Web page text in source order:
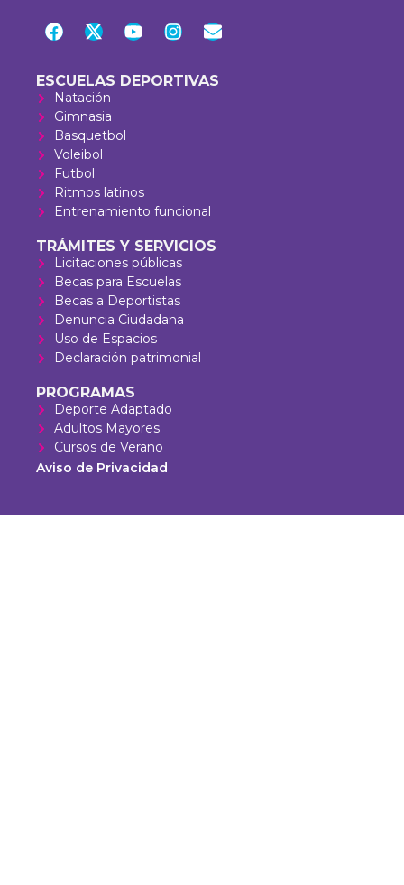
ESCUELAS DEPORTIVAS
Natación
Gimnasia
Basquetbol
Voleibol
Futbol
Ritmos latinos
Entrenamiento funcional
TRÁMITES Y SERVICIOS
Licitaciones públicas
Becas para Escuelas
Becas a Deportistas
Denuncia Ciudadana
Uso de Espacios
Declaración patrimonial
PROGRAMAS
Deporte Adaptado
Adultos Mayores
Cursos de Verano
Aviso de Privacidad